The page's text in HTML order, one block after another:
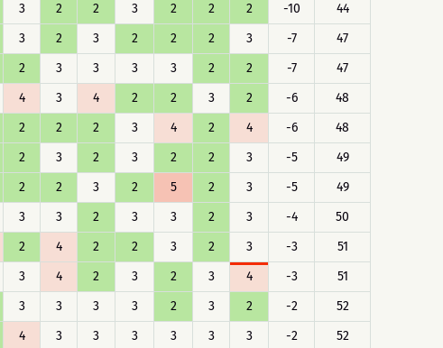
3 2 2 3 2 2 2 -10
44
3 2 3 2 2 2 3 -7
47
2 3 3 3 3 2 2 -7
47
4 3 4 2 2 3 2 -6
48
2 2 2 3 4 2 4 -6
48
2 3 2 3 2 2 3 -5
49
2 2 3 2 5 2 3 -5
49
3 3 2 3 3 2 3 -4
50
2 4 2 2 3 2 3 -3
51
3 4 2 3 2 3 4 -3
51
3 3 3 3 2 3 2 -2
52
4 3 3 3 3 3 3 -2
52